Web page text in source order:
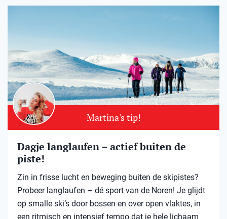
Martina's tip!
Dagje langlaufen – actief buiten de
piste!
Zin in frisse lucht en beweging buiten de skipistes?
Probeer langlaufen – dé sport van de Noren! Je glijdt
op smalle ski’s door bossen en over open vlaktes, in
een ritmisch en intensief tempo dat je hele lichaam